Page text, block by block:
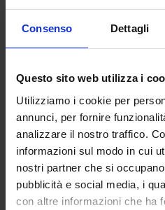
Consenso Dettagli
Questo sito web utilizza i
Utilizziamo i cookie per
annunci, per fornire
analizzare il nostro traffico.
informazioni sul modo in cui
nostri partner che si
pubblicità e social media, i
con altre informazioni che ha
Claus
Cartografia:
Base: alluminio
Luce:led